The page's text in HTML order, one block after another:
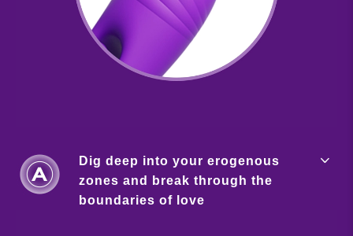
Dig deep into your erogenous
zones and break through the
boundaries of love